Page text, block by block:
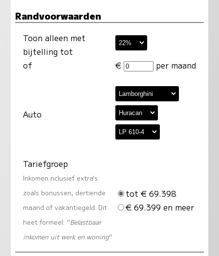
Randvoorwaarden
Toon alleen met
bijtelling tot
of
€ per maand
Auto
Tariefgroep
Inkomen nclusief extra's
zoals bonussen, dertiende
maand of vakantiegeld. Dit
heet formeel: "Belastbaar
inkomen uit werk en woning"
tot € 69.398
€ 69.399 en meer